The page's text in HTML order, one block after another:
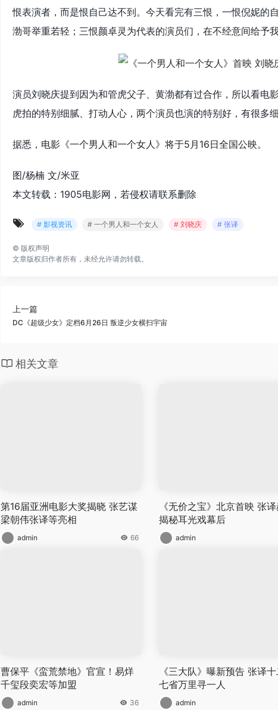
恨表演者，而是恨自己达不到。今天看完有三恨，一恨倪妮的
渤哥举重若轻；三恨颜卓灵为代表的演员们，在不经意间给予
演员刘晓庆提到因为和管虎父子、黄渤都有过合作，所以看电
虎拍的特别细腻、打动人心，两个演员也演的特别好，有很多
据悉，电影《一个男人和一个女人》将于5月16日全国公映。
图/杨楠 文/米亚
本文转载：1905电影网，若侵权请联系删除
# 影视资讯 # 一个男人和一个女人 # 刘晓庆 # 张译
© 版权声明
文章版权归作者所有，未经允许请勿转载。
上一篇
DC《超级少女》定档6月26日 叛逆少女横扫宇宙
相关文章
第16届亚洲电影大奖揭晓 张艺谋
梁朝伟张译等亮相
admin 66
《无价之宝》北京首映 张
揭秘耳光戏幕后
admin
曹保平《蛮荒禁地》官宣！易烊
千玺段奕宏等加盟
admin 36
《三大队》曝新预告 张译
七省万里寻一人
admin